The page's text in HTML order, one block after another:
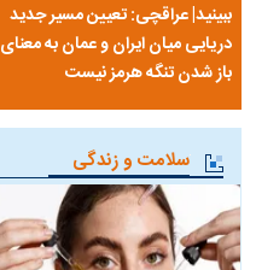
ببینید| عراقچی: تعیین مسیر جدید
دریایی میان ایران و عمان به معنای
باز شدن تنگه هرمز نیست
سلامت و زندگی